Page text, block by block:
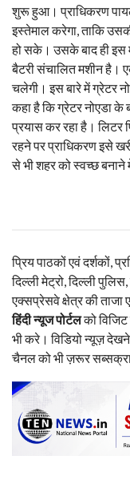
शुरू हुआ। प्राधिकरण
इस्तेमाल करेगा, ताकि
हो सके। उसके बाद ही इस
बैटरी संचालित मशीन है।
चलेगी। इस बारे में ग्रेटर
कहा है कि ग्रेटर नोएडा के
प्रयास कर रहा है। लिटर
रहने पर प्राधिकरण इसे
से भी शहर को स्वच्छ
प्रिय पाठकों एवं दर्शकों,
दिल्ली मेट्रो, दिल्ली
एक्सप्रेसवे क्षेत्र की
हिंदी न्यूज पोर्टलको
भी करे। विडियो न्यूज़
चैनल को भी ज़रूर